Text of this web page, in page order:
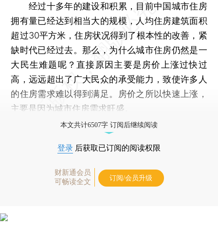
经过十多年的建设和积累，目前中国城市住房
拥有量已经达到相当大的规模，人均住房建筑面积
超过30平方米，住房状况得到了根本性的改善，紧
缺时代已经过去。那么，为什么城市住房仍然是一
大民生难题呢？直接原因主要是房价上涨过快过
高，远远超出了广大民众的承受能力，致使许多人
的住房需求难以得到满足。房价之所以快速上涨，
主要是因为城市住房需求旺盛。
本文共计6507字 订阅后继续阅读
登录 后获取已订阅的阅读权限
财新通会员
可畅读全文
订阅/会员升级